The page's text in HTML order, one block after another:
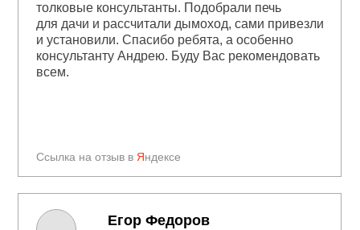
Ссылка на отзыв в Яндексе
толковые консультанты. Подобрали печь
для дачи и рассчитали дымоход, сами привезли
и установили. Спасибо ребята, а особенно
консультанту Андрею. Буду Вас рекомендовать
всем.
Егор Федоров